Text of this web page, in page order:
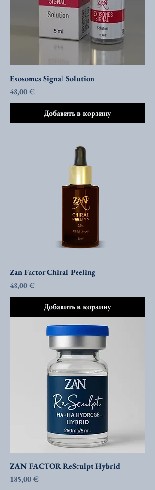
Exosomes Signal Solution
Цена
48,00 €
Добавить в корзину
Zan Factor Chiral Peeling
Цена
48,00 €
Добавить в корзину
ZAN FACTOR ReSculpt Hybrid
Цена
185,00 €